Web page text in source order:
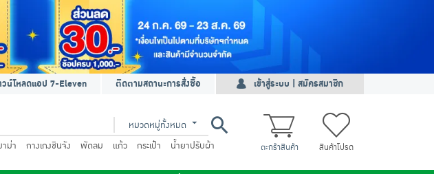
วน์โหลดแอป 7-Eleven ติดตามสถานะการสั่งซื้อ เข้าสู่ระบบ | สมัครสมาชิก
หมวดหมู่ทั้งหมด
าม่า กางเกงชินจัง พัดลม แก้ว กระเป๋า
น้ำยาปรับผ้า
ตะกร้าสินค้า สินค้าโปรด